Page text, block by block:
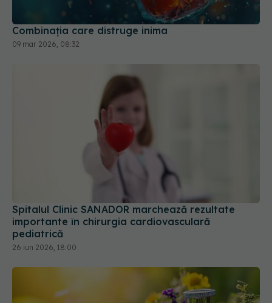
Combinația care distruge inima
09 mar 2026, 08:32
Spitalul Clinic SANADOR marchează rezultate
importante în chirurgia cardiovasculară
pediatrică
26 iun 2026, 18:00